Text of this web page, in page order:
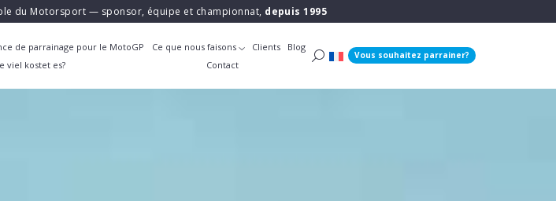
du Motorsport — sponsor, équipe et championnat, depuis 1995
de parrainage pour le MotoGP Ce que nous faisons Clients
Blog
viel kostet es? Contact
Vous souhaitez parrainer?